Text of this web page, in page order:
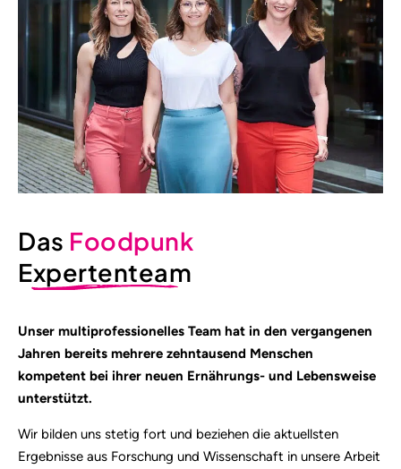
Das Foodpunk
Expertenteam
Unser multiprofessionelles Team hat in den vergangenen
Jahren bereits mehrere zehntausend Menschen
kompetent bei ihrer neuen Ernährungs- und Lebensweise
unterstützt.
Wir bilden uns stetig fort und beziehen die aktuellsten
Ergebnisse aus Forschung und Wissenschaft in unsere Arbeit